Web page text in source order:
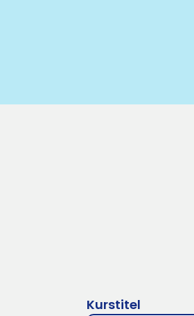
Kurstitel